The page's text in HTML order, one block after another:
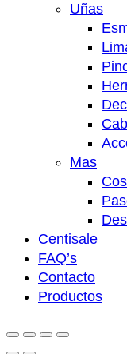
Uñas
Mas
Centisale
FAQ’s
Contacto
Productos